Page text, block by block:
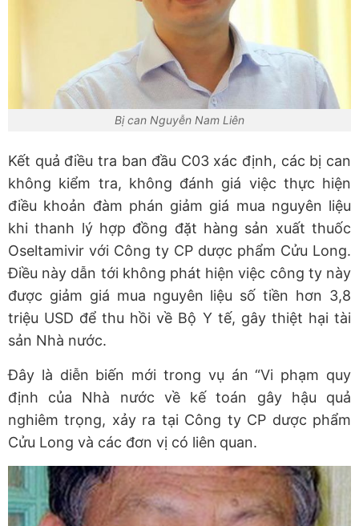
Bị can Nguyễn Nam Liên
Kết quả điều tra ban đầu C03 xác định, các bị can
không kiểm tra, không đánh giá việc thực hiện
điều khoản đàm phán giảm giá mua nguyên liệu
khi thanh lý hợp đồng đặt hàng sản xuất thuốc
Oseltamivir với Công ty CP dược phẩm Cửu Long.
Điều này dẫn tới không phát hiện việc công ty này
được giảm giá mua nguyên liệu số tiền hơn 3,8
triệu USD để thu hồi về Bộ Y tế, gây thiệt hại tài
sản Nhà nước.
Đây là diễn biến mới trong vụ án “Vi phạm quy
định của Nhà nước về kế toán gây hậu quả
nghiêm trọng, xảy ra tại Công ty CP dược phẩm
Cửu Long và các đơn vị có liên quan.